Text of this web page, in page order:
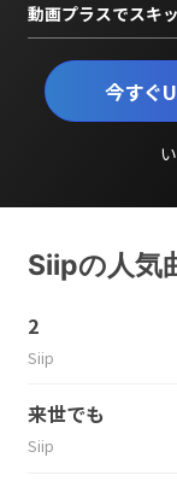
今すぐ
動画プラスでスキ
Siipの人気
2
Siip
来世でも
Siip